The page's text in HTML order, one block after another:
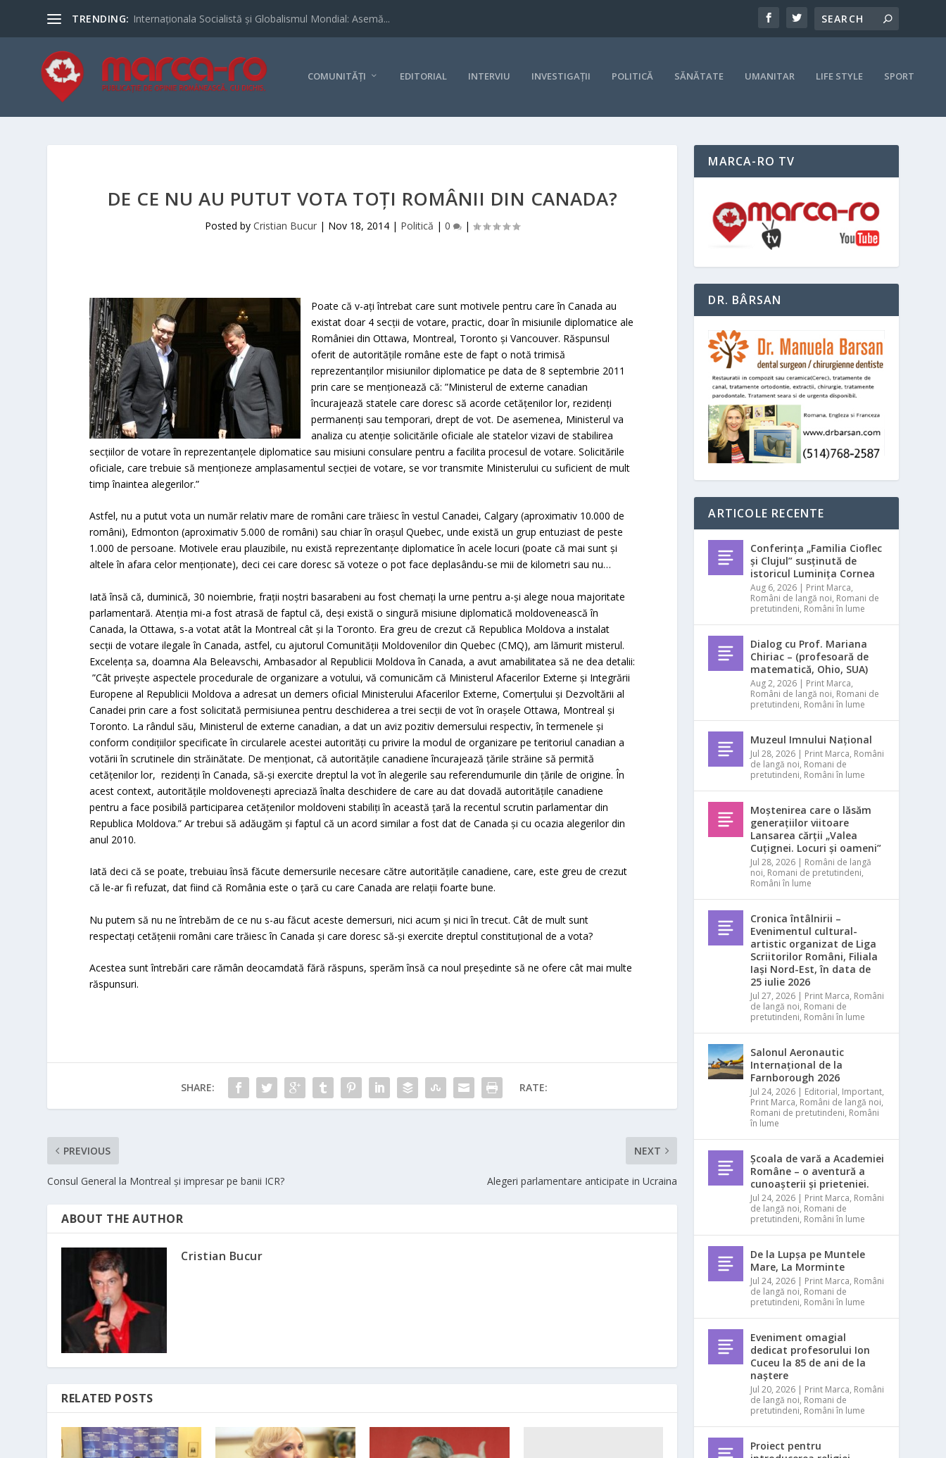
TRENDING: Internaționala Socialistă și Globalismul Mondial: Asemă...
COMUNITĂȚI EDITORIAL INTERVIU INVESTIGAȚII POLITICĂ SĂNĂTATE UMANITAR LIFE STYLE SPORT
DE CE NU AU PUTUT VOTA TOȚI ROMÂNII DIN CANADA?
Posted byCristian Bucur | Nov 18, 2014 | Politică |0 |
Poate că v-ați întrebat care sunt motivele pentru care în Canada au
existat doar 4 secții de votare, practic, doar în misiunile diplomatice ale
României din Ottawa, Montreal, Toronto și Vancouver. Răspunsul
oferit de autoritățile române este de fapt o notă trimisă
reprezentanților misiunilor diplomatice pe data de 8 septembrie 2011
prin care se menționează că: ”Ministerul de externe canadian
încurajează statele care doresc să acorde cetățenilor lor, rezidenți
permanenți sau temporari, drept de vot. De asemenea, Ministerul va
analiza cu atenție solicitările oficiale ale statelor vizavi de stabilirea
secțiilor de votare în reprezentanțele diplomatice sau misiuni consulare pentru a facilita procesul de votare. Solicitările
oficiale, care trebuie să menționeze amplasamentul secției de votare, se vor transmite Ministerului cu suficient de mult
timp înaintea alegerilor.”
Astfel, nu a putut vota un număr relativ mare de români care trăiesc în vestul Canadei, Calgary (aproximativ 10.000 de
români), Edmonton (aproximativ 5.000 de români) sau chiar în orașul Quebec, unde există un grup entuziast de peste
1.000 de persoane. Motivele erau plauzibile, nu există reprezentanțe diplomatice în acele locuri (poate că mai sunt și
altele în afara celor menționate), deci cei care doresc să voteze o pot face deplasându-se mii de kilometri sau nu…
Iată însă că, duminică, 30 noiembrie, frații noștri basarabeni au fost chemați la urne pentru a-și alege noua majoritate
parlamentară. Atenția mi-a fost atrasă de faptul că, deși există o singură misiune diplomatică moldovenească în
Canada, la Ottawa, s-a votat atât la Montreal cât și la Toronto. Era greu de crezut că Republica Moldova a instalat
secții de votare ilegale în Canada, astfel, cu ajutorul Comunității Moldovenilor din Quebec (CMQ), am lămurit misterul.
Excelența sa, doamna Ala Beleavschi, Ambasador al Republicii Moldova în Canada, a avut amabilitatea să ne dea detalii:
”Cât privește aspectele procedurale de organizare a votului, vă comunicăm că Ministerul Afacerilor Externe și Integrării
Europene al Republicii Moldova a adresat un demers oficial Ministerului Afacerilor Externe, Comerțului și Dezvoltării al
Canadei prin care a fost solicitată permisiunea pentru deschiderea a trei secții de vot în orașele Ottawa, Montreal și
Toronto. La rândul său, Ministerul de externe canadian, a dat un aviz pozitiv demersului respectiv, în termenele și
conform condițiilor specificate în circularele acestei autorități cu privire la modul de organizare pe teritoriul canadian a
votării în scrutinele din străinătate. De menționat, că autoritățile canadiene încurajează țările străine să permită
cetățenilor lor, rezidenți în Canada, să-și exercite dreptul la vot în alegerile sau referendumurile din țările de origine. În
acest context, autoritățile moldovenești apreciază înalta deschidere de care au dat dovadă autoritățile canadiene
pentru a face posibilă participarea cetățenilor moldoveni stabiliți în această țară la recentul scrutin parlamentar din
Republica Moldova.” Ar trebui să adăugăm și faptul că un acord similar a fost dat de Canada și cu ocazia alegerilor din
anul 2010.
Iată deci că se poate, trebuiau însă făcute demersurile necesare către autoritățile canadiene, care, este greu de crezut
că le-ar fi refuzat, dat fiind că România este o țară cu care Canada are relații foarte bune.
Nu putem să nu ne întrebăm de ce nu s-au făcut aceste demersuri, nici acum și nici în trecut. Cât de mult sunt
respectați cetățenii români care trăiesc în Canada și care doresc să-și exercite dreptul constituțional de a vota?
Acestea sunt întrebări care rămân deocamdată fără răspuns, sperăm însă ca noul președinte să ne ofere cât mai multe
răspunsuri.
SHARE: RATE:
PREVIOUS
Consul General la Montreal și impresar pe banii ICR?
NEXT
Alegeri parlamentare anticipate in Ucraina
ABOUT THE AUTHOR
Cristian Bucur
RELATED POSTS
MARCA-RO TV
DR. BÂRSAN
ARTICOLE RECENTE
Conferința „Familia Cioflec
și Clujul” susținută de
istoricul Luminița Cornea
Aug 6, 2026 | Print Marca,
Români de langă noi, Romani de
pretutindeni, Români în lume
Dialog cu Prof. Mariana
Chiriac – (profesoară de
matematică, Ohio, SUA)
Aug 2, 2026 | Print Marca,
Români de langă noi, Romani de
pretutindeni, Români în lume
Muzeul Imnului Național
Jul 28, 2026 | Print Marca, Români
de langă noi, Romani de
pretutindeni, Români în lume
Moștenirea care o lăsăm
generațiilor viitoare
Lansarea cărții „Valea
Cuțignei. Locuri și oameni”
Jul 28, 2026 | Români de langă
noi, Romani de pretutindeni,
Români în lume
Cronica întâlnirii –
Evenimentul cultural-
artistic organizat de Liga
Scriitorilor Români, Filiala
Iași Nord-Est, în data de
25 iulie 2026
Jul 27, 2026 | Print Marca, Români
de langă noi, Romani de
pretutindeni, Români în lume
Salonul Aeronautic
Internațional de la
Farnborough 2026
Jul 24, 2026 | Editorial, Important,
Print Marca, Români de langă noi,
Romani de pretutindeni, Români
în lume
Școala de vară a Academiei
Române – o aventură a
cunoașterii și prieteniei.
Jul 24, 2026 | Print Marca, Români
de langă noi, Romani de
pretutindeni, Români în lume
De la Lupșa pe Muntele
Mare, La Morminte
Jul 24, 2026 | Print Marca, Români
de langă noi, Romani de
pretutindeni, Români în lume
Eveniment omagial
dedicat profesorului Ion
Cuceu la 85 de ani de la
naștere
Jul 20, 2026 | Print Marca, Români
de langă noi, Romani de
pretutindeni, Români în lume
Proiect pentru